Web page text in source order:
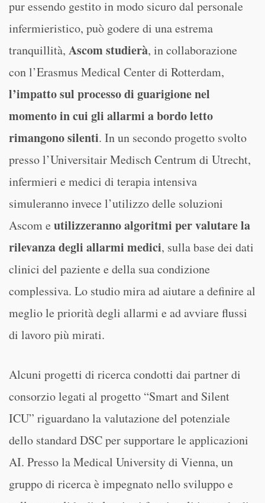
pur essendo gestito in modo sicuro dal personale
infermieristico, può godere di una estrema
tranquillità, Ascom studierà, in collaborazione
con l’Erasmus Medical Center di Rotterdam,
l’impatto sul processo di guarigione nel
momento in cui gli allarmi a bordo letto
rimangono silenti. In un secondo progetto svolto
presso l’Universitair Medisch Centrum di Utrecht,
infermieri e medici di terapia intensiva
simuleranno invece l’utilizzo delle soluzioni
Ascom e utilizzeranno algoritmi per valutare la
rilevanza degli allarmi medici, sulla base dei dati
clinici del paziente e della sua condizione
complessiva. Lo studio mira ad aiutare a definire al
meglio le priorità degli allarmi e ad avviare flussi
di lavoro più mirati.
Alcuni progetti di ricerca condotti dai partner di
consorzio legati al progetto “Smart and Silent
ICU” riguardano la valutazione del potenziale
dello standard DSC per supportare le applicazioni
AI. Presso la Medical University di Vienna, un
gruppo di ricerca è impegnato nello sviluppo e